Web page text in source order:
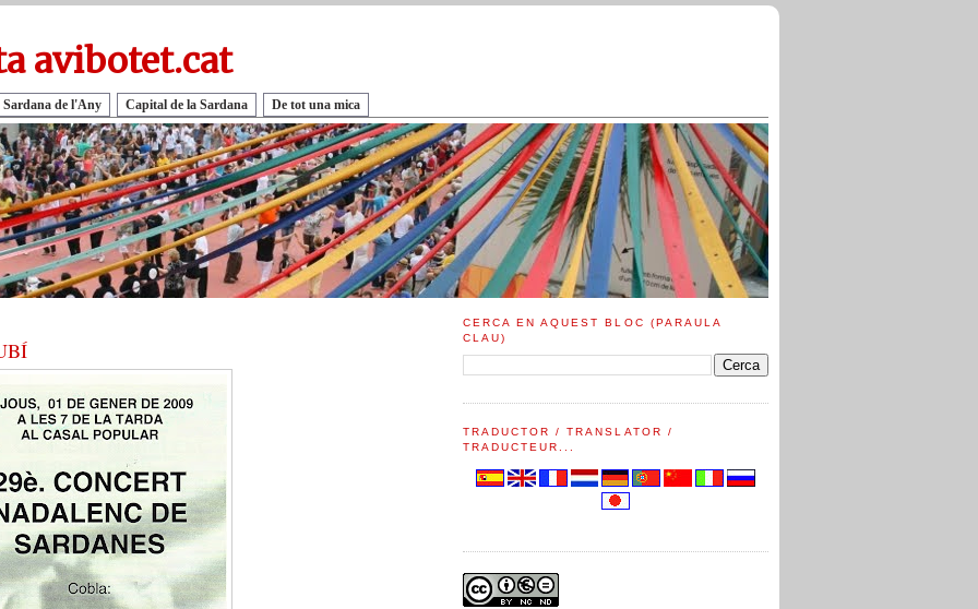
avibotet.cat
Sardana de l'Any Capital de la Sardana De tot una mica
CERCA EN AQUEST BLOC (PARAULA
CLAU)
TRADUCTOR / TRANSLATOR /
TRADUCTEUR...